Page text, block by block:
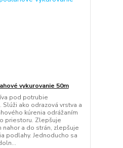
vykurovanie 50m
pod potrubie
ako odrazová vrstva a
kúrenia odrážaním
priestoru. Zlepšuje
a do strán, zlepšuje
podlahy. Jednoducho sa